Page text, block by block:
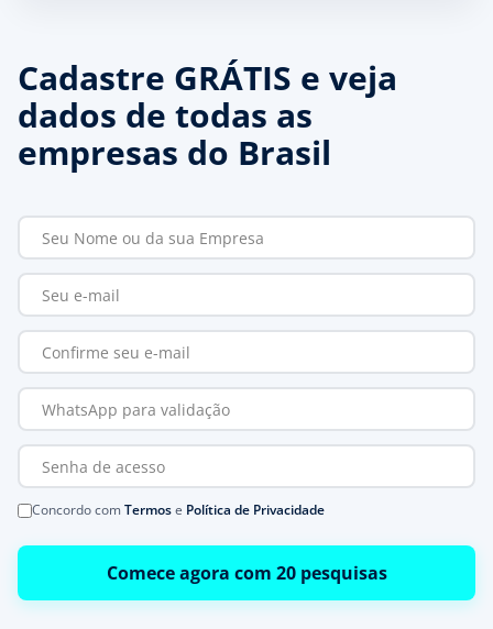
Cadastre GRÁTIS e veja
dados de todas as
empresas do Brasil
Concordo comTermose Política de Privacidade
Comece agora com 20 pesquisas